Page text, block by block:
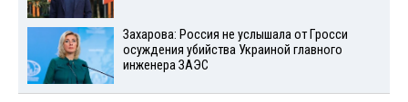
Захарова: Россия не услышала от Гросси
осуждения убийства Украиной главного
инженера ЗАЭС